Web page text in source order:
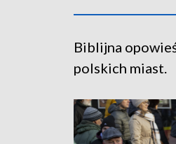
Biblijna
polskich miast.